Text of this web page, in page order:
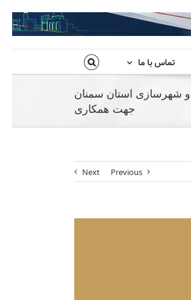
تماس با ما
و شهرسازی استان سمنان
جهت همکاری
Previous
Next